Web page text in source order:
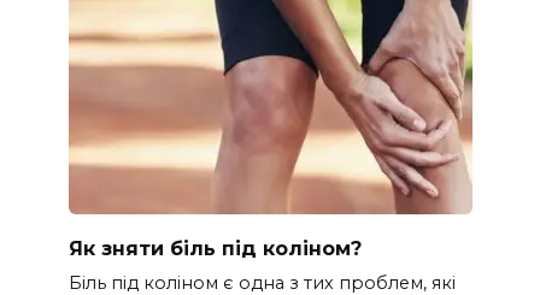
Як зняти біль під коліном?
Біль під коліном є одна з тих проблем, які